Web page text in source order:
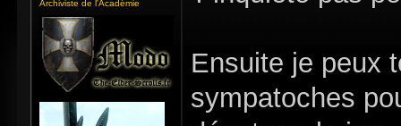
Archiviste de l'Académie
Ensuite je peux
sympatoches